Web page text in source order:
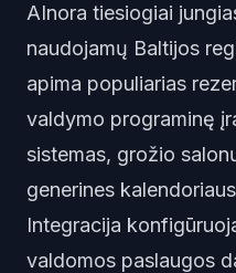
AInora tiesiogiai
naudojamų Baltijos
apima populiarias
valdymo programinę
sistemas, grožio
generines
Integracija
valdomos paslaugos